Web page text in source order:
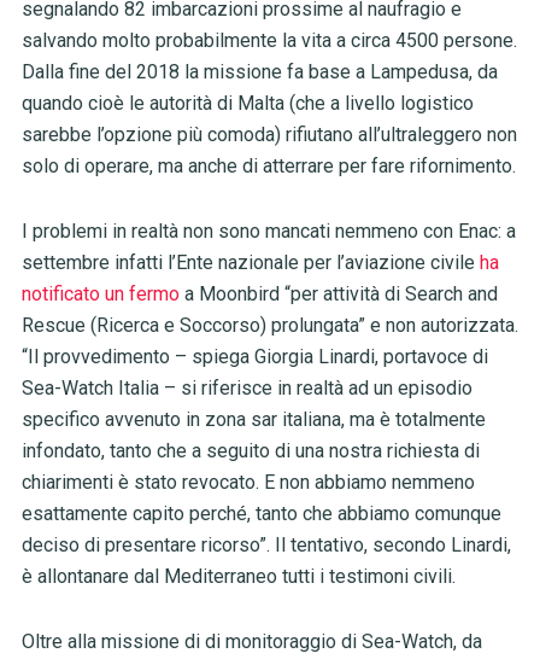
segnalando 82 imbarcazioni prossime al naufragio e
salvando molto probabilmente la vita a circa 4500 persone.
Dalla fine del 2018 la missione fa base a Lampedusa, da
quando cioè le autorità di Malta (che a livello logistico
sarebbe l’opzione più comoda) rifiutano all’ultraleggero non
solo di operare, ma anche di atterrare per fare rifornimento.
I problemi in realtà non sono mancati nemmeno con Enac: a
settembre infatti l’Ente nazionale per l’aviazione civile ha
notificato un fermoa Moonbird “per attività di Search and
Rescue (Ricerca e Soccorso) prolungata” e non autorizzata.
“Il provvedimento – spiega Giorgia Linardi, portavoce di
Sea-Watch Italia – si riferisce in realtà ad un episodio
specifico avvenuto in zona sar italiana, ma è totalmente
infondato, tanto che a seguito di una nostra richiesta di
chiarimenti è stato revocato. E non abbiamo nemmeno
esattamente capito perché, tanto che abbiamo comunque
deciso di presentare ricorso”. Il tentativo, secondo Linardi,
è allontanare dal Mediterraneo tutti i testimoni civili.
Oltre alla missione di di monitoraggio di Sea-Watch, da